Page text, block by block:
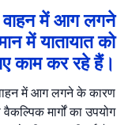
वाहन में आग लगने
में यातायात को
काम कर रहे हैं।
में आग लगने के कारण
मार्गों का उपयोग